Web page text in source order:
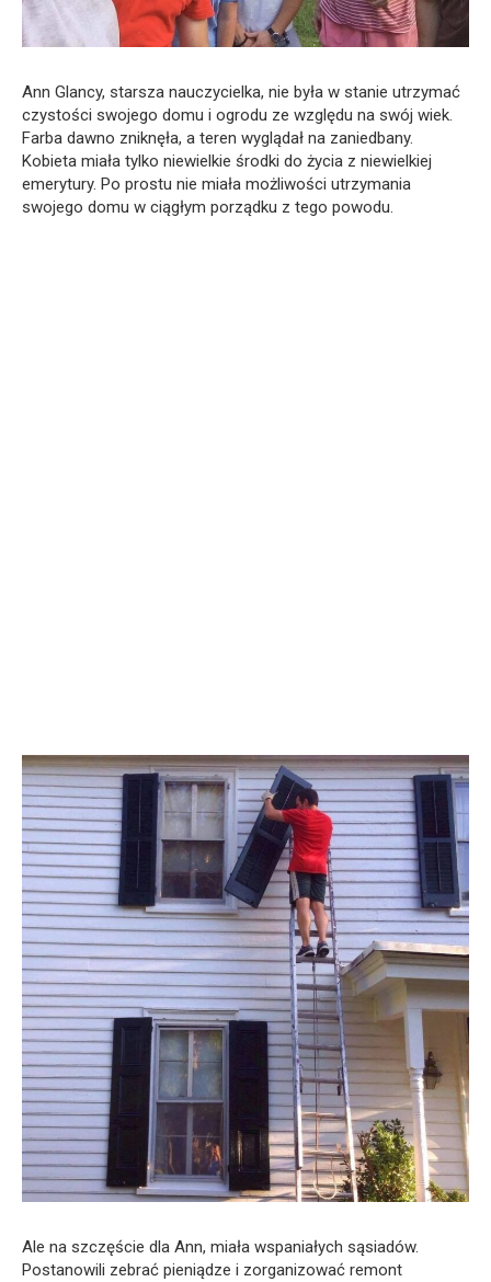
Ann Glancy, starsza nauczycielka, nie była w stanie utrzymać
czystości swojego domu i ogrodu ze względu na swój wiek.
Farba dawno zniknęła, a teren wyglądał na zaniedbany.
Kobieta miała tylko niewielkie środki do życia z niewielkiej
emerytury. Po prostu nie miała możliwości utrzymania
swojego domu w ciągłym porządku z tego powodu.
Ale na szczęście dla Ann, miała wspaniałych sąsiadów.
Postanowili zebrać pieniądze i zorganizować remont